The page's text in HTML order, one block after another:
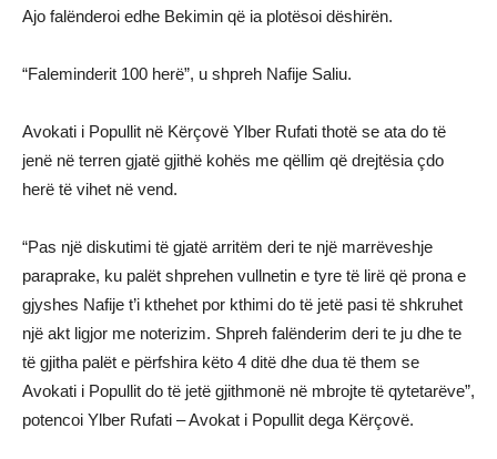
Ajo falënderoi edhe Bekimin që ia plotësoi dëshirën.
“Faleminderit 100 herë”, u shpreh Nafije Saliu.
Avokati i Popullit në Kërçovë Ylber Rufati thotë se ata do të
jenë në terren gjatë gjithë kohës me qëllim që drejtësia çdo
herë të vihet në vend.
“Pas një diskutimi të gjatë arritëm deri te një marrëveshje
paraprake, ku palët shprehen vullnetin e tyre të lirë që prona e
gjyshes Nafije t’i kthehet por kthimi do të jetë pasi të shkruhet
një akt ligjor me noterizim. Shpreh falënderim deri te ju dhe te
të gjitha palët e përfshira këto 4 ditë dhe dua të them se
Avokati i Popullit do të jetë gjithmonë në mbrojte të qytetarëve”,
potencoi Ylber Rufati – Avokat i Popullit dega Kërçovë.